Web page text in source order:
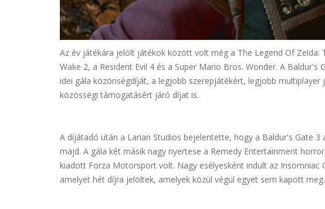
Az év játékára jelölt játékok között volt még a The Legend Of Zelda:
Wake 2, a Resident Evil 4 és a Super Mario Bros. Wonder. A
idei gála közönségdíját, a legjobb szerepjátékért, legjobb
közösségi támogatásért járó díjat is.
A díjátadó után a Larian Studios bejelentette, hogy a Baldur's Gate
majd. A gála két másik nagy nyertese a Remedy Entertainment
kiadott Forza Motorsport volt. Nagy esélyesként indult az
amelyet hét díjra jelöltek, amelyek közül végül egyet sem kapott meg.